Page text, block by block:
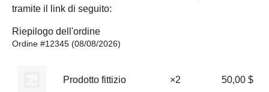
tramite il link di seguito:
Riepilogo dell'ordine
Ordine #12345 (08/08/2026)
Prodotto fittizio ×2 50,00 $